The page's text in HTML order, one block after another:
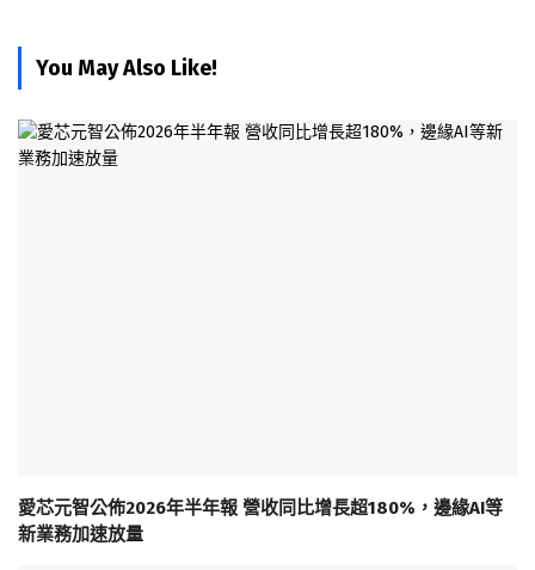
You May Also Like!
愛芯元智公佈2026年半年報 營收同比增長超180%，邊緣AI等
新業務加速放量